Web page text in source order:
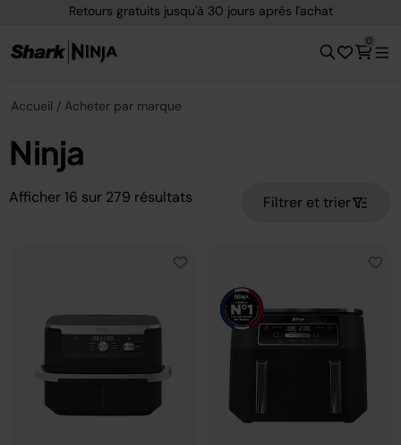
Options de paiement flexible avec Klarna
0
Accueil Acheter par marque
Ninja
Afficher 16 sur 279 résultats Filtrer et trier